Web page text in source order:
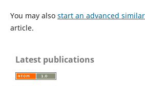
You may also start an advanced
article.
Latest publications